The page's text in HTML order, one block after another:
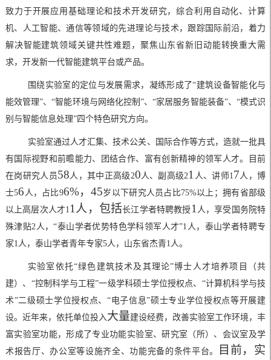
致力于开展应用基础理论和技术开发研究，综合利用自动化、计算
机、人工智能、通信等领域的先进理论与技术，跟踪国际前沿，着力
解决智能建筑领域关键共性难题，聚焦山东省新旧动能转换重大需
求，开发新一代智能建筑平台或产品。
围绕实验室的定位与发展需求，凝练形成了“建筑设备智能化与
能效管理”、“智能环境与网络化控制”、“家居服务智能装备”、 “模式识
别与智能信息处理”四个特色研究方向。
实验室通过人才汇集、技术公关、国际合作等方式，造就一批具
有国际视野和前瞻能力、团结合作、富有创新精神的领军人才。目前
在岗研究人员 58人，其中 正高级20人、副高级21 人、讲师17人，博
士56 人，占比96%，45岁以下研究人员占比75%以上；拥有省部级
以上高层次人才11人，包括长江学者特聘教授1人，享受国务院特
殊津贴2人，“泰山学者优势特色学科领军人才”1 人，泰山学者特聘专
家1人，泰山学者青年专家5人，山东省杰青1人。
实验室依托“绿色建筑技术及其理论”博士人才培养项目（共
建）、 “控制科学与工程”一级学科硕士学位授权点、 “计算机科学与技
术”二级硕士学位授权点、 “电子信息”硕士专业学位授权点等开展建
设。近年来，依托单位投入大量建设经费，改善实验室工作环境，丰
富实验室功能，形成了专业功能实验室、研究室（所）、会议室及学
术报告厅、办公室等设施齐全、功能完备的条件平台。
目前，实